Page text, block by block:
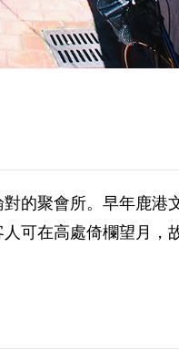
的聚會所。早年鹿
可在高處倚欄望月，